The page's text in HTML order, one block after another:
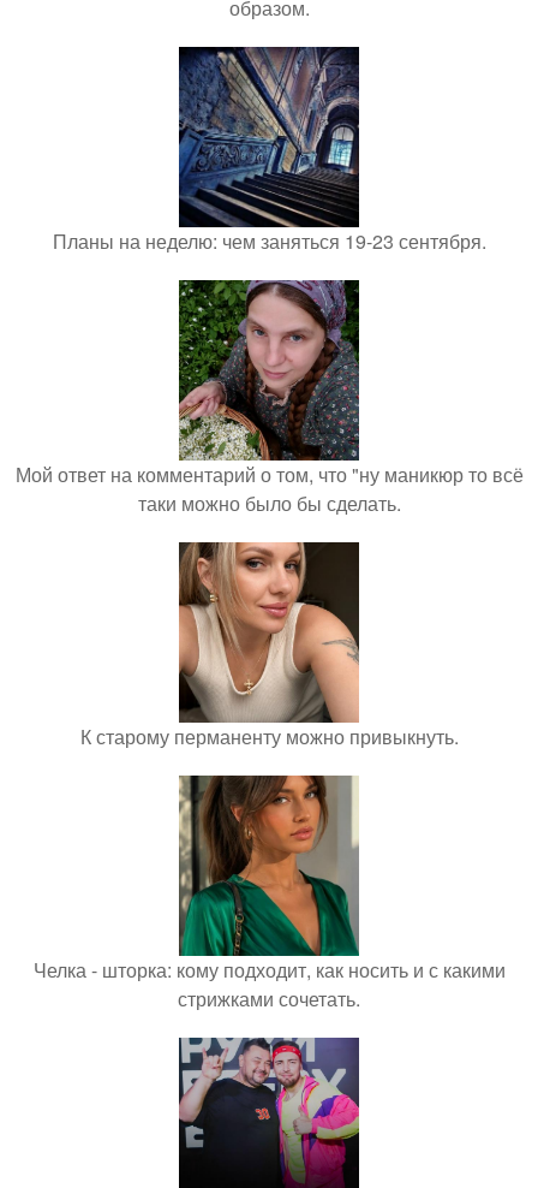
образом.
Планы на неделю: чем заняться 19-23 сентября.
Мой ответ на комментарий о том, что "ну маникюр то всё
таки можно было бы сделать.
К старому перманенту можно привыкнуть.
Челка - шторка: кому подходит, как носить и с какими
стрижками сочетать.